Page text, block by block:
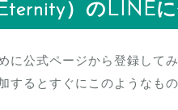
）のLINE
に公式ページから登録して
するとすぐにこのようなも